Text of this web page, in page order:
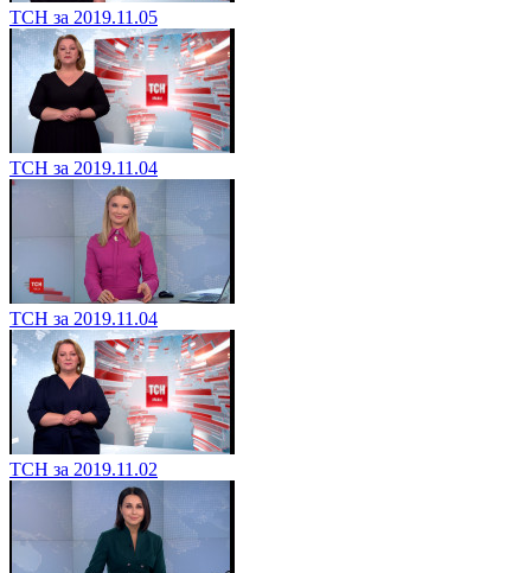
ТСН за 2019.11.05
ТСН за 2019.11.04
ТСН за 2019.11.04
ТСН за 2019.11.02